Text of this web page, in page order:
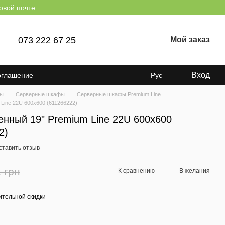
почте
073 222 67 25 Мой заказ
Рус Вход
Серверные шкафы
Серверные шкафы Premium Line
22U 600x600 (611266222)
19" Premium Line 22U 600x600
отзыв
грн К сравнению В желания
скидки